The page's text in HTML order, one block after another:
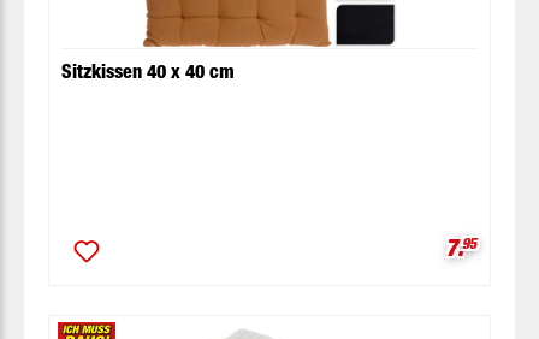
Sitzkissen 40 x 40 cm
7.95